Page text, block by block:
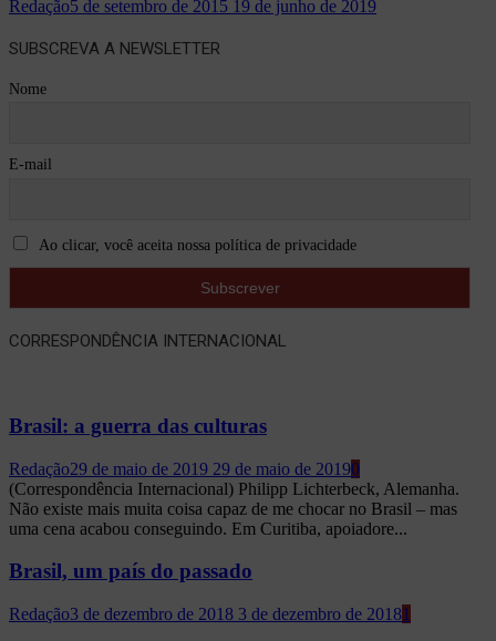
Redação5 de setembro de 2015 19 de junho de 2019
SUBSCREVA A NEWSLETTER
Nome
E-mail
Ao clicar, você aceita nossa política de privacidade
CORRESPONDÊNCIA INTERNACIONAL
Brasil: a guerra das culturas
Redação29 de maio de 2019 29 de maio de 20190
(Correspondência Internacional) Philipp Lichterbeck, Alemanha.
Não existe mais muita coisa capaz de me chocar no Brasil – mas
uma cena acabou conseguindo. Em Curitiba, apoiadore...
Brasil, um país do passado
Redação3 de dezembro de 2018 3 de dezembro de 20181